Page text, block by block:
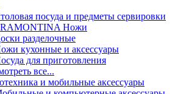
посуда и предметы сервировки
Ножи
разделочные
кухонные и аксессуары
для приготовления
все...
и мобильные аксессуары